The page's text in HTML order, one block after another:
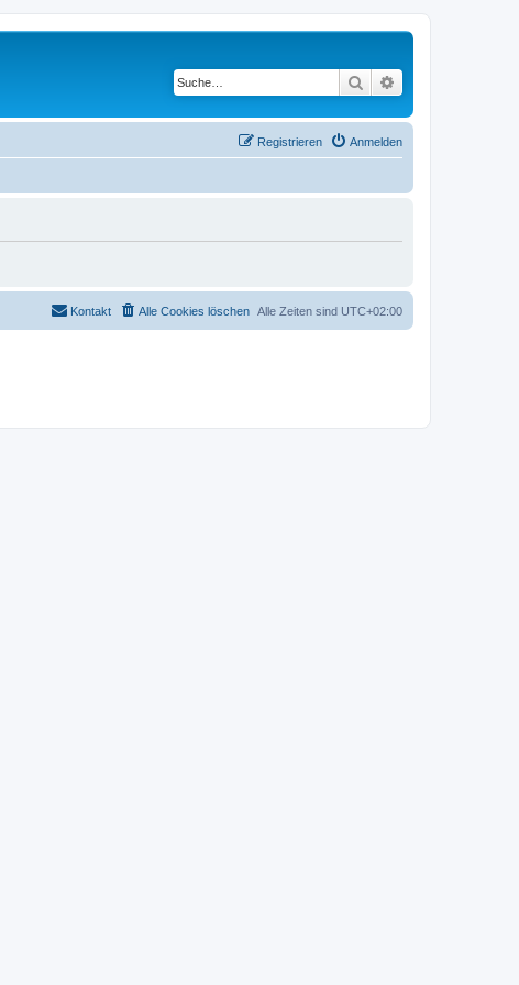
Suche
Anmelden
Registrieren
Alle Zeiten sind UTC+02:00
Alle Cookies löschen
Kontakt